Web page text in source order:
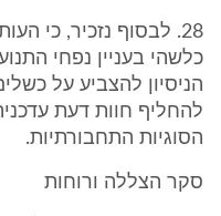
28. לבסוף נזכיר, כי
כלשהי בעניין נפחי
הניסיון להצביע על
להחליף חוות דעת
הסוגיות התחבורתיות.
סקר הצללה ורוחות